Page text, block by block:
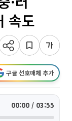
속도
구글 선호매체 추가
00:00 / 03:55